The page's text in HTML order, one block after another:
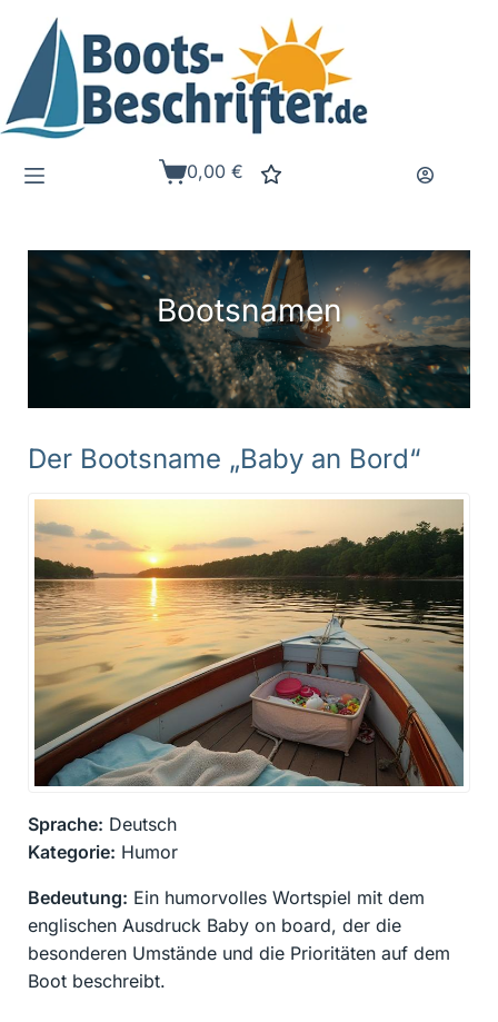
Inhalt
springen
Warenkorb
0,00€
Bootsnamen
Der Bootsname „Baby an Bord“
Sprache: Deutsch
Kategorie: Humor
Bedeutung: Ein humorvolles Wortspiel mit dem
englischen Ausdruck Baby on board, der die
besonderen Umstände und die Prioritäten auf dem
Boot beschreibt.